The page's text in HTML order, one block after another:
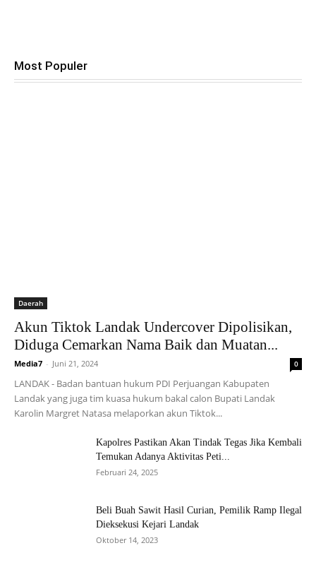
Most Populer
Daerah
Akun Tiktok Landak Undercover Dipolisikan,
Diduga Cemarkan Nama Baik dan Muatan...
Media7 - Juni 21, 2024 0
LANDAK - Badan bantuan hukum PDI Perjuangan Kabupaten
Landak yang juga tim kuasa hukum bakal calon Bupati Landak
Karolin Margret Natasa melaporkan akun Tiktok...
Kapolres Pastikan Akan Tindak Tegas Jika Kembali
Temukan Adanya Aktivitas Peti...
Februari 24, 2025
Beli Buah Sawit Hasil Curian, Pemilik Ramp Ilegal
Dieksekusi Kejari Landak
Oktober 14, 2023